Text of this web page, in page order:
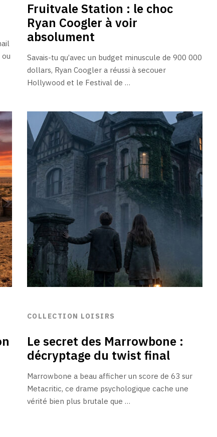
Fruitvale Station : le choc
Ryan Coogler à voir
absolument
Savais-tu qu’avec un budget minuscule de 900 000
dollars, Ryan Coogler a réussi à secouer
Hollywood et le Festival de …
COLLECTION LOISIRS
Le secret des Marrowbone :
décryptage du twist final
Marrowbone a beau afficher un score de 63 sur
Metacritic, ce drame psychologique cache une
vérité bien plus brutale que …